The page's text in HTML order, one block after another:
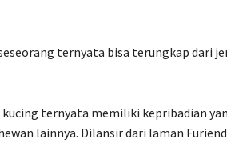
ternyata bisa terungkap dari
kucing ternyata memiliki kepribadian
lainnya. Dilansir dari laman